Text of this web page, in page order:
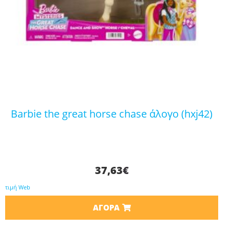
barbie the great horse chase άλογο (hxj42)
37,63€
τιμή Web
ΑΓΟΡΆ